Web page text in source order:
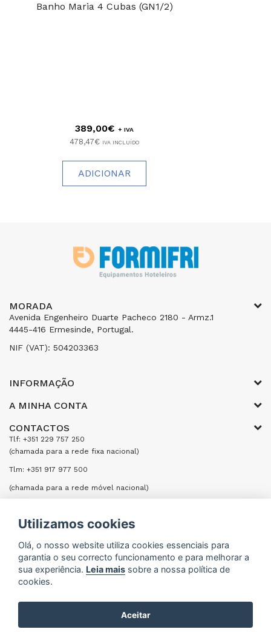
Banho Maria 4 Cubas (GN1/2)
389,00€ + IVA
478,47€ IVA INCLUÍDO
ADICIONAR
MORADA
Avenida Engenheiro Duarte Pacheco 2180 - Armz.1
4445-416 Ermesinde, Portugal.
NIF (VAT): 504203363
INFORMAÇÃO
A MINHA CONTA
CONTACTOS
Tlf: +351 229 757 250
(chamada para a rede fixa nacional)
Tlm: +351 917 977 500
(chamada para a rede móvel nacional)
ENVIAR UMA MENSAGEM
Formifri | Especialistas em Equipamentos Hoteleiros
e Cozinhas Industriais © 2026
Utilizamos cookies
Olá, o nosso website utiliza cookies essenciais para
garantia o seu correcto funcionamento e para melhorar a
sua experiência. Leia mais sobre a nossa política de
cookies.
Aceitar